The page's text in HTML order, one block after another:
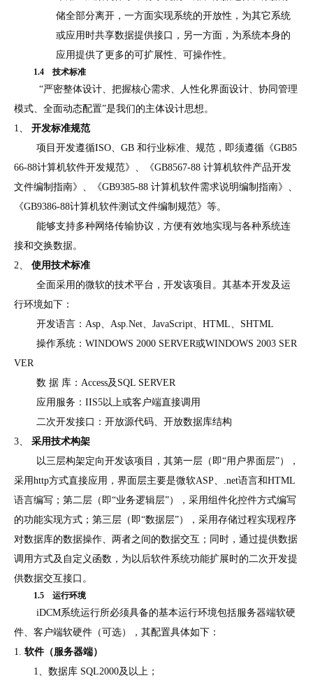
储全部分离开，一方面实现系统的开放性，为其它系统
或应用时共享数据提供接口，另一方面，为系统本身的
应用提供了更多的可扩展性、可操作性。
1.4 技术标准
“严密整体设计、把握核心需求、人性化界面设计、协同管理
模式、全面动态配置”是我们的主体设计思想。
1、 开发标准规范
项目开发遵循ISO、 GB 和行业标准、规范，即须遵循《GB85
66-88计算机软件开发规范》、《GB8567-88 计算机软件产品开发
文件编制指南》、《GB9385-88 计算机软件需求说明编制指南》、
《GB9386-88计算机软件测试文件编制规范》等。
能够支持多种网络传输协议，方便有效地实现与各种系统连
接和交换数据。
2、 使用技术标准
全面采用的微软的技术平台，开发该项目。其基本开发及运
行环境如下：
开发语言： Asp、 Asp.Net、 JavaScript、 HTML、 SHTML
操作系统： WINDOWS 2000 SERVER或WINDOWS 2003 SER
VER
数 据 库： Access及 SQL SERVER
应用服务： IIS5以上或客户端直接调用
二次开发接口：开放源代码、开放数据库结构
3、 采用技术构架
以三层构架定向开发该项目，其第一层（即“用户界面层”），
采用http方式直接应用，界面层主要是微软ASP、 .net语言和HTML
语言编写；第二层（即“业务逻辑层”），采用组件化控件方式编写
的功能实现方式；第三层（即“数据层”），采用存储过程实现程序
对数据库的数据操作、两者之间的数据交互；同时，通过提供数据
调用方式及自定义函数，为以后软件系统功能扩展时的二次开发提
供数据交互接口。
1.5 运行环境
iDCM系统运行所必须具备的基本运行环境包括服务器端软硬
件、客户端软硬件（可选），其配置具体如下：
1. 软件（服务器端）
1、数据库 SQL2000及以上；